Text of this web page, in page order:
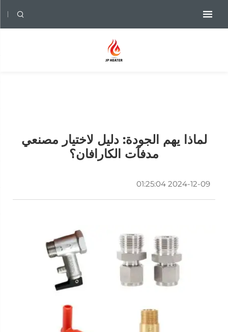
لماذا يهم الجودة: دليل لاختيار مصنعي
مدفآت الكارافان؟
2024-12-09 01:25:04